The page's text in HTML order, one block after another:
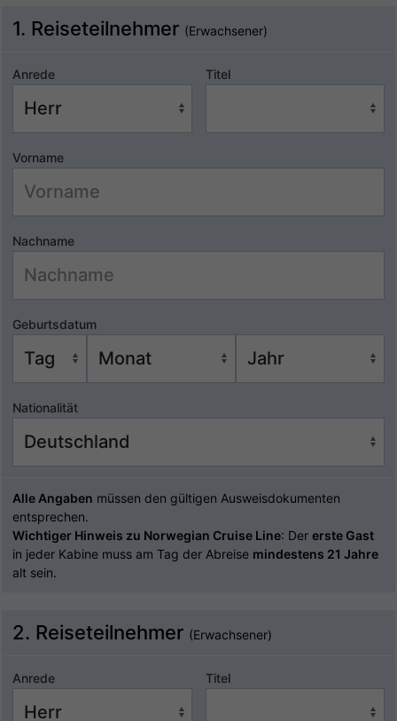
1. Reiseteilnehmer (Erwachsener)
Anrede Titel
Vorname
Nachname
Geburtsdatum
Nationalität
Alle Angaben müssen den gültigen Ausweisdokumenten
entsprechen.
Wichtiger Hinweis zu Norwegian Cruise Line: Der erste Gast
in jeder Kabine muss am Tag der Abreise mindestens 21 Jahre
alt sein.
2. Reiseteilnehmer (Erwachsener)
Anrede Titel